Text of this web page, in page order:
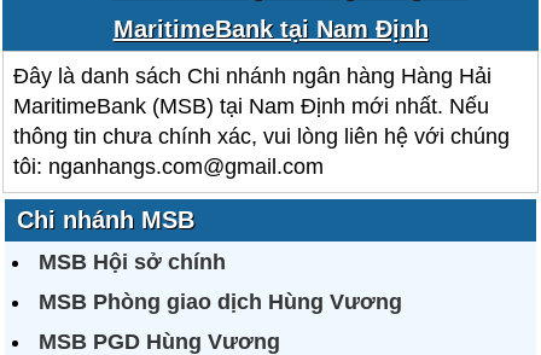
MaritimeBank tại Nam Định
Đây là danh sách Chi nhánh ngân hàng Hàng Hải
MaritimeBank (MSB) tại Nam Định mới nhất. Nếu
thông tin chưa chính xác, vui lòng liên hệ với chúng
tôi: nganhangs.com@gmail.com
Chi nhánh MSB
MSB Hội sở chính
MSB Phòng giao dịch Hùng Vương
MSB PGD Hùng Vương